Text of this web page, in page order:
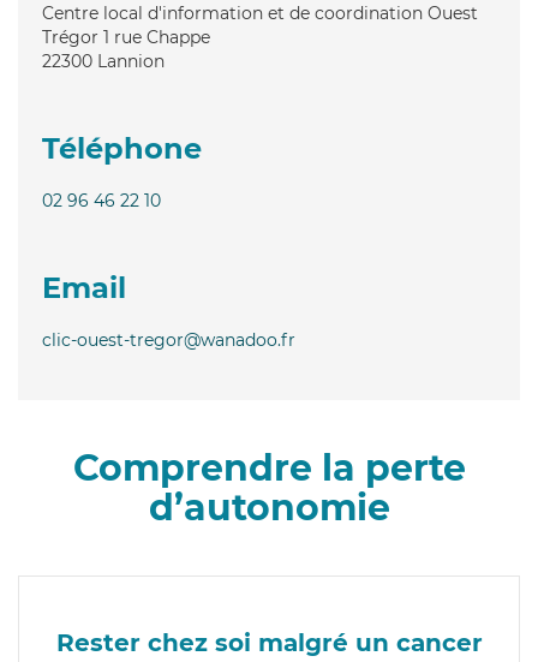
Centre local d'information et de coordination Ouest
Trégor 1 rue Chappe
22300 Lannion
Téléphone
02 96 46 22 10
Email
clic-ouest-tregor@wanadoo.fr
Comprendre la perte
d’autonomie
Rester chez soi malgré un cancer